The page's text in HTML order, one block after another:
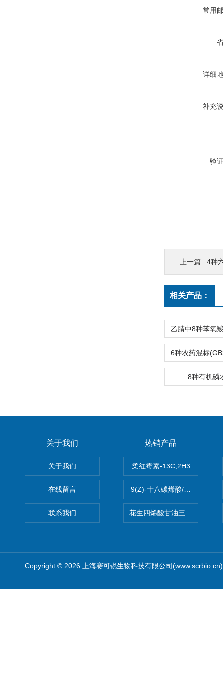
常用
详细
补充
验
上一篇 : 4种
相关产品：
8种有机磷
关于我们
关于我们
在线留言
联系我们
热销产品
柔红霉素-13C,2H3
9(Z)-十八碳烯酸/油酸
花生四烯酸甘油三酯(顺式-
Copyright © 2026 上海赛可锐生物科技有限公司